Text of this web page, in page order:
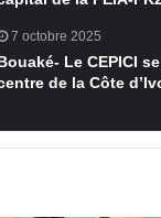
7 octobre 2025
Le CEPICI
de la Côte